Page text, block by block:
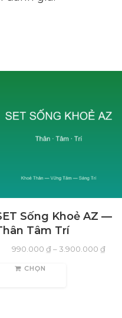
Sống Khoẻ AZ —
Tâm Trí
990.000 ₫– 3.900.000 ₫
CHỌN